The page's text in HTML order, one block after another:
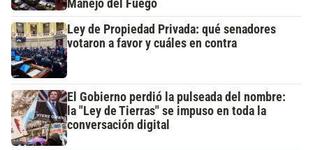
Manejo del Fuego
Ley de Propiedad Privada: qué senadores
votaron a favor y cuáles en contra
El Gobierno perdió la pulseada del nombre:
la "Ley de Tierras" se impuso en toda la
conversación digital